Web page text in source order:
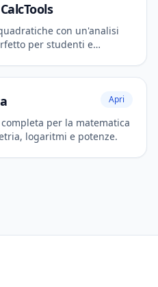
con un'analisi
per studenti e
Apri
per la matematica
logaritmi e potenze.